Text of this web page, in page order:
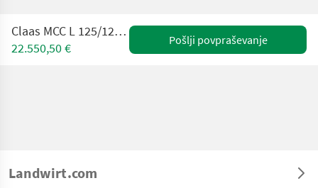
Claas MCC L 125/125 Max Korn Cracker
22.550,50 €
Pošlji povpraševanje
Landwirt.com